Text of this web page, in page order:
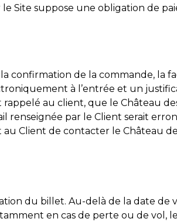
Site suppose une obligation de
de la commande, la
à l’entrée et un
au client, que le Château
renseignée par le Client serait
Client de contacter le Château
du billet. Au-delà de la date de
en cas de perte ou de vol,